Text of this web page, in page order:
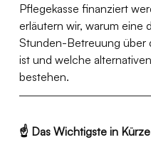
Pflegekasse finanziert
erläutern wir, warum eine
Stunden-Betreuung über
ist und welche
bestehen.
☝️ Das Wichtigste in Kürze